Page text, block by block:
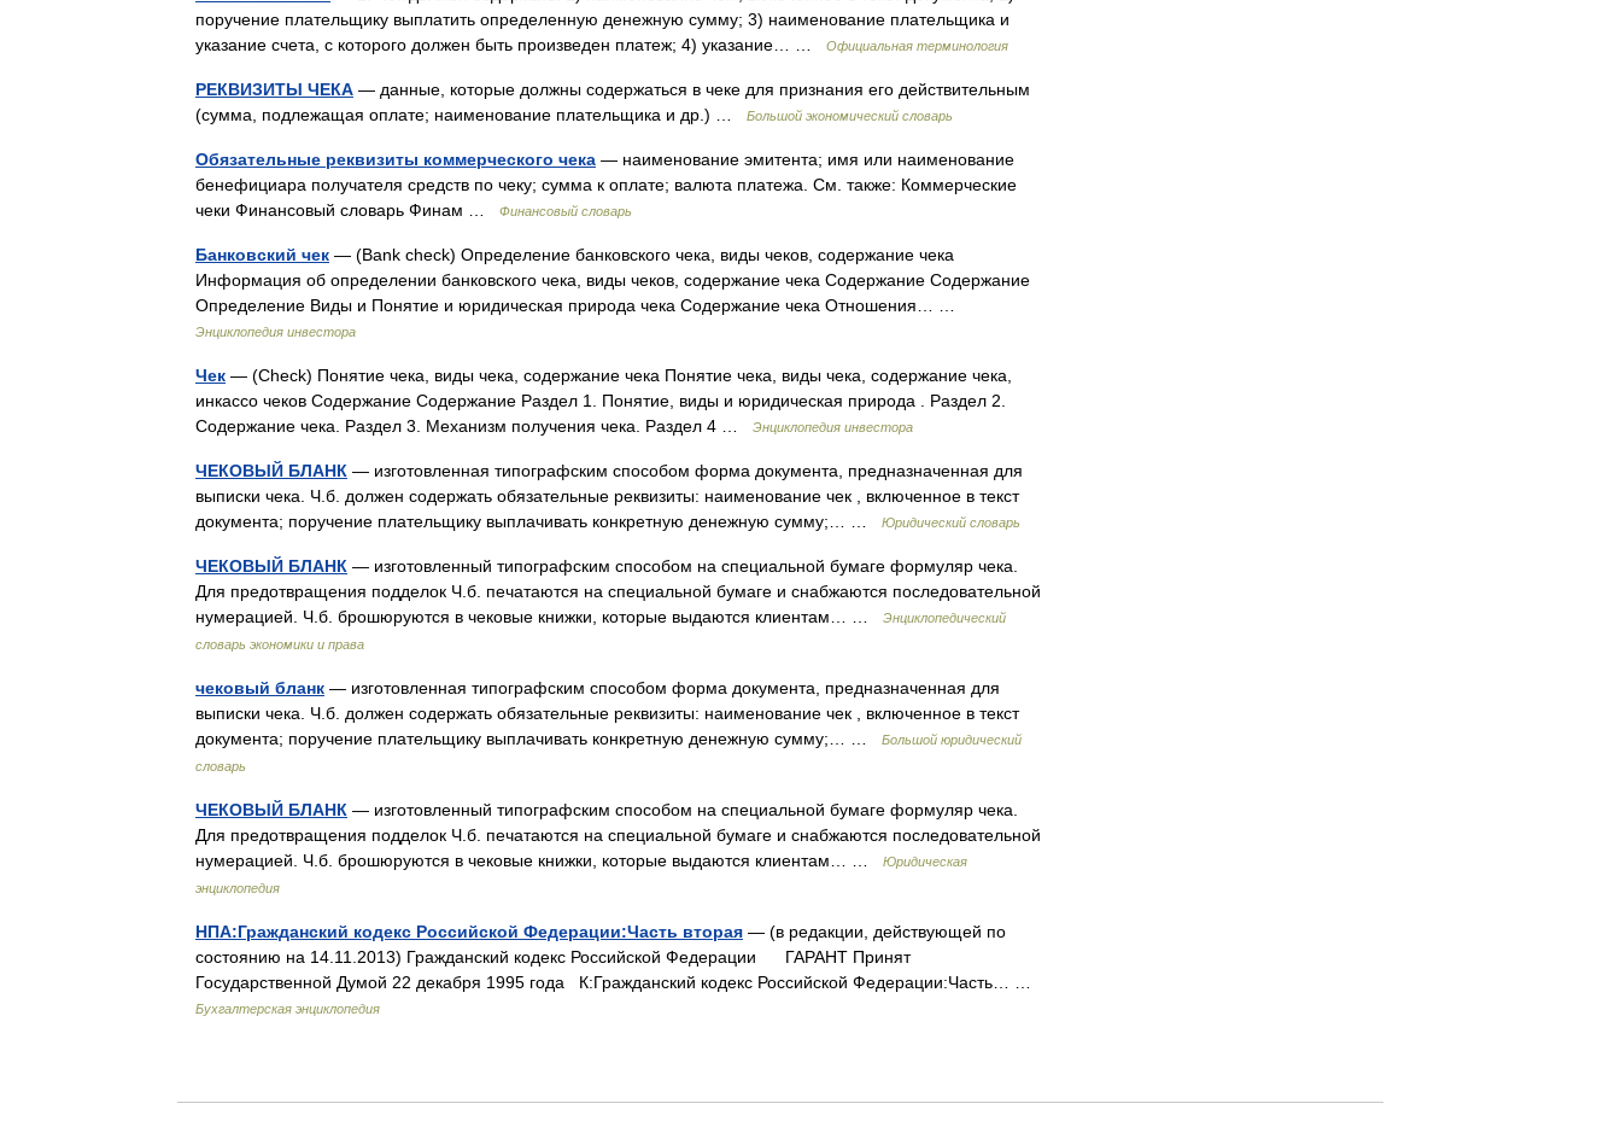
поручение плательщику выплатить определенную денежную сумму; 3) наименование плательщика и
указание счета, с которого должен быть произведен платеж; 4) указание… …
Официальная терминология
РЕКВИЗИТЫ ЧЕКА — данные, которые должны содержаться в чеке для признания его действительным
(сумма, подлежащая оплате; наименование плательщика и др.) …
Большой экономический словарь
Обязательные реквизиты коммерческого чека — наименование эмитента; имя или наименование
бенефициара получателя средств по чеку; сумма к оплате; валюта платежа. См. также: Коммерческие
чеки Финансовый словарь Финам …
Финансовый словарь
Банковский чек — (Bank check) Определение банковского чека, виды чеков, содержание чека
Информация об определении банковского чека, виды чеков, содержание чека Содержание Содержание
Определение Виды и Понятие и юридическая природа чека Содержание чека Отношения… …
Энциклопедия инвестора
Чек — (Check) Понятие чека, виды чека, содержание чека Понятие чека, виды чека, содержание чека,
инкассо чеков Содержание Содержание Раздел 1. Понятие, виды и юридическая природа . Раздел 2.
Содержание чека. Раздел 3. Механизм получения чека. Раздел 4 …
Энциклопедия инвестора
ЧЕКОВЫЙ БЛАНК — изготовленная типографским способом форма документа, предназначенная для
выписки чека. Ч.б. должен содержать обязательные реквизиты: наименование чек , включенное в текст
документа; поручение плательщику выплачивать конкретную денежную сумму;… …
Юридический словарь
ЧЕКОВЫЙ БЛАНК — изготовленный типографским способом на специальной бумаге формуляр чека.
Для предотвращения подделок Ч.б. печатаются на специальной бумаге и снабжаются последовательной
нумерацией. Ч.б. брошюруются в чековые книжки, которые выдаются клиентам… …
Энциклопедический
словарь экономики и права
чековый бланк — изготовленная типографским способом форма документа, предназначенная для
выписки чека. Ч.б. должен содержать обязательные реквизиты: наименование чек , включенное в текст
документа; поручение плательщику выплачивать конкретную денежную сумму;… …
Большой юридический
словарь
ЧЕКОВЫЙ БЛАНК — изготовленный типографским способом на специальной бумаге формуляр чека.
Для предотвращения подделок Ч.б. печатаются на специальной бумаге и снабжаются последовательной
нумерацией. Ч.б. брошюруются в чековые книжки, которые выдаются клиентам… …
Юридическая
энциклопедия
НПА:Гражданский кодекс Российской Федерации:Часть вторая — (в редакции, действующей по
состоянию на 14.11.2013) Гражданский кодекс Российской Федерации ГАРАНТ Принят
Государственной Думой 22 декабря 1995 года К:Гражданский кодекс Российской Федерации:Часть… …
Бухгалтерская энциклопедия